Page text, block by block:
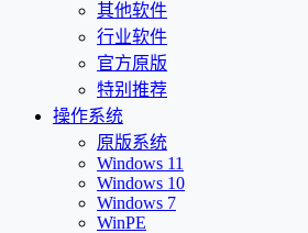
其他软件
行业软件
官方原版
特别推荐
操作系统
原版系统
Windows 11
Windows 10
Windows 7
WinPE